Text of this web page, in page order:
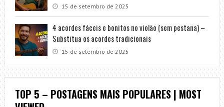
15 de setembro de 2025
4 acordes fáceis e bonitos no violão (sem pestana) –
Substitua os acordes tradicionais
15 de setembro de 2025
TOP 5 – POSTAGENS MAIS POPULARES | MOST